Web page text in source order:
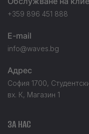
+359 896 451 888
E-mail
info@waves.bg
Адрес
София 1700,
вх. К, Магазин 1
ЗА НАС